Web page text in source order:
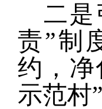
二是
责”制
约，净
示范村”